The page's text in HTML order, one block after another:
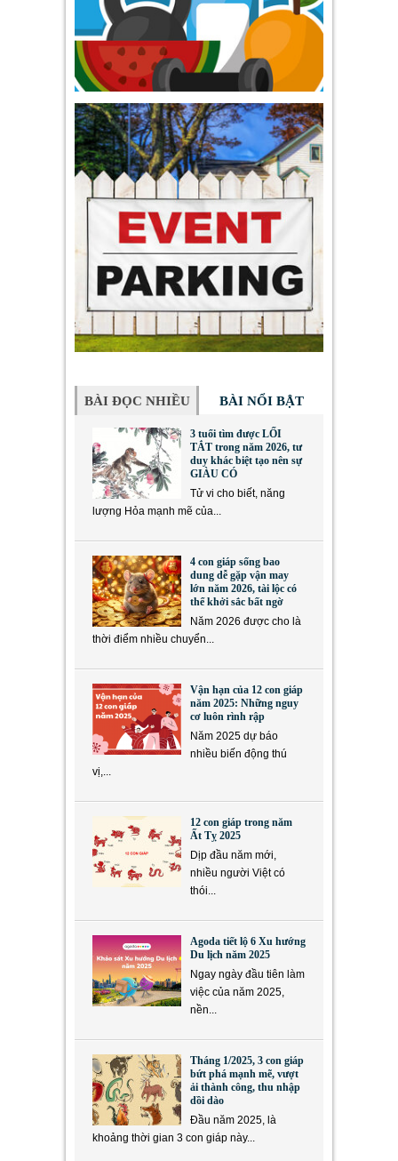
BÀI ĐỌC NHIỀU BÀI NỔI BẬT
3 tuổi tìm được LỐI
TẮT trong năm 2026, tư
duy khác biệt tạo nên sự
GIÀU CÓ
Tử vi cho biết, năng
lượng Hỏa mạnh mẽ của...
4 con giáp sống bao
dung dễ gặp vận may
lớn năm 2026, tài lộc có
thể khởi sắc bất ngờ
Năm 2026 được cho là
thời điểm nhiều chuyển...
Vận hạn của 12 con giáp
năm 2025: Những nguy
cơ luôn rình rập
Năm 2025 dự báo
nhiều biến động thú
vị,...
12 con giáp trong năm
Ất Tỵ 2025
Dịp đầu năm mới,
nhiều người Việt có
thói...
Agoda tiết lộ 6 Xu hướng
Du lịch năm 2025
Ngay ngày đầu tiên làm
việc của năm 2025,
nền...
Tháng 1/2025, 3 con giáp
bứt phá mạnh mẽ, vượt
ải thành công, thu nhập
dồi dào
Đầu năm 2025, là
khoảng thời gian 3 con giáp này...